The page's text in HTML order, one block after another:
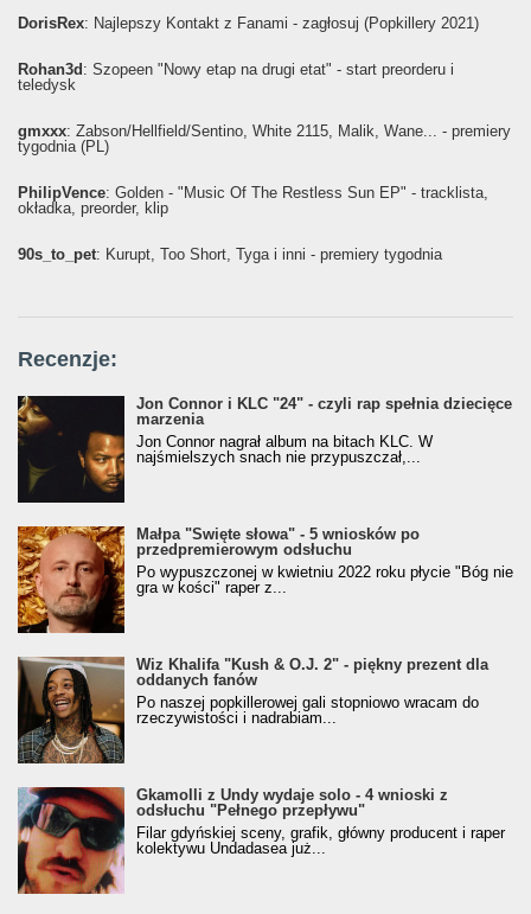
DorisRex: Najlepszy Kontakt z Fanami - zagłosuj (Popkillery 2021)
Rohan3d: Szopeen "Nowy etap na drugi etat" - start preorderu i
teledysk
gmxxx: Żabson/Hellfield/Sentino, White 2115, Malik, Wane... - premiery
tygodnia (PL)
PhilipVence: Golden - "Music Of The Restless Sun EP" - tracklista,
okładka, preorder, klip
90s_to_pet: Kurupt, Too Short, Tyga i inni - premiery tygodnia
Recenzje:
Jon Connor i KLC "24" - czyli rap spełnia dziecięce
marzenia
Jon Connor nagrał album na bitach KLC. W
najśmielszych snach nie przypuszczał,...
Małpa "Święte słowa" - 5 wniosków po
przedpremierowym odsłuchu
Po wypuszczonej w kwietniu 2022 roku płycie "Bóg nie
gra w kości" raper z...
Wiz Khalifa "Kush & O.J. 2" - piękny prezent dla
oddanych fanów
Po naszej popkillerowej gali stopniowo wracam do
rzeczywistości i nadrabiam...
Gkamolli z Undy wydaje solo - 4 wnioski z
odsłuchu "Pełnego przepływu"
Filar gdyńskiej sceny, grafik, główny producent i raper
kolektywu Undadasea już...